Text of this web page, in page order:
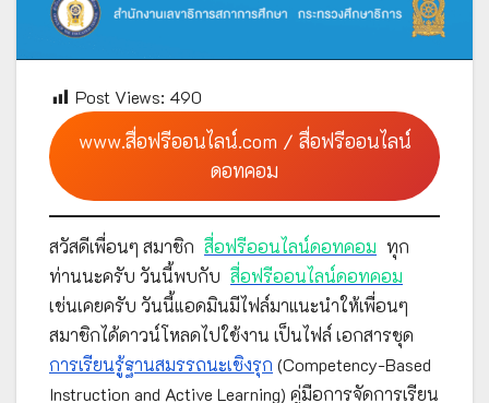
Post Views: 490
www.สื่อฟรีออนไลน์.com / สื่อฟรีออนไลน์
ดอทคอม
สวัสดีเพื่อนๆ สมาชิก สื่อฟรีออนไลน์ดอทคอม ทุก
ท่านนะครับ วันนี้พบกับ สื่อฟรีออนไลน์ดอทคอม
เช่นเคยครับ วันนี้แอดมินมีไฟล์มาแนะนำให้เพื่อนๆ
สมาชิกได้ดาวน์โหลดไปใช้งาน เป็นไฟล์ เอกสารชุด
การเรียนรู้ฐานสมรรถนะเชิงรุก (Competency-Based
Instruction and Active Learning) คู่มือการจัดการเรียน